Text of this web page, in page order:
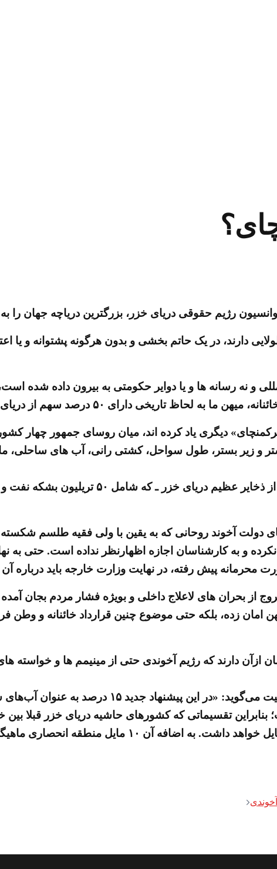
رژیم حقوقی دریای خزر، بزرگترین دریاچه جهان را
دارند، در یک حاتم بخشی و بدون هرگونه پشتوانه و یا
تاریخی دارای ۵۰ درصد سهم از دریای خزر بوده است.
«ترکمنچای» دیگری یاد کرده اند، میان روسای جمهور
و زیر بستر، طول سواحل، کشتی رانی، آب های ساحلی،
دولت آخوند روحانی که به یقین با ولی فقیه طلسم
نکرده و به کارشناسان اجازه اظهارنظر نداده است. حتی به
پیش رفته، در نهایت وزارت خارجه باید درباره آن پاسخ
از بحران های لاعلاج داخلی و بویژه فشار مردم بجان
زده، بلکه حتی موضوع چنین قرارداد خائنانه و وطن
تقسیماتی که کشورهای حاشیه دریای خزر قبلا